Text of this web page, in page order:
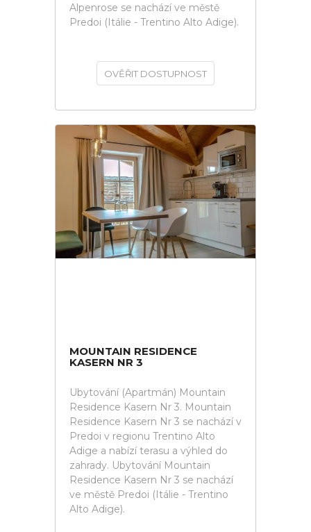
Alpenrose se nachází ve městě
Predoi (Itálie - Trentino Alto Adige).
OVĚŘIT DOSTUPNOST
MOUNTAIN RESIDENCE
KASERN NR 3
Ubytování (Apartmán) Mountain
Residence Kasern Nr 3. Mountain
Residence Kasern Nr 3 se nachází v
Predoi v regionu Trentino Alto
Adige a nabízí terasu a výhled do
zahrady. Ubytování Mountain
Residence Kasern Nr 3 se nachází
ve městě Predoi (Itálie - Trentino
Alto Adige).